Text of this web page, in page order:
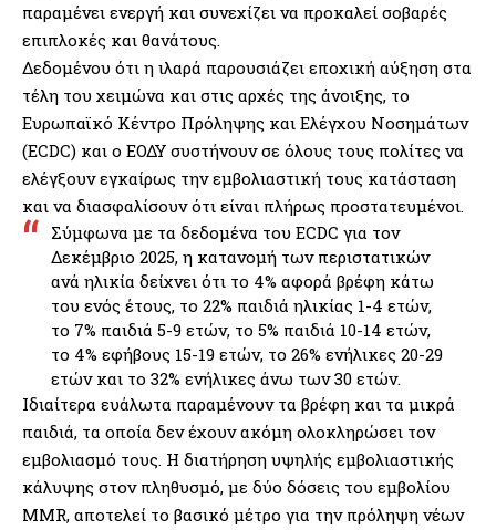
παραμένει ενεργή και συνεχίζει να προκαλεί σοβαρές
επιπλοκές και θανάτους.
Δεδομένου ότι η ιλαρά παρουσιάζει εποχική αύξηση στα
τέλη του χειμώνα και στις αρχές της άνοιξης, το
Ευρωπαϊκό Κέντρο Πρόληψης και Ελέγχου Νοσημάτων
(ECDC) και ο ΕΟΔΥ συστήνουν σε όλους τους πολίτες να
ελέγξουν εγκαίρως την εμβολιαστική τους κατάσταση
και να διασφαλίσουν ότι είναι πλήρως προστατευμένοι.
Σύμφωνα με τα δεδομένα του ECDC για τον
Δεκέμβριο 2025, η κατανομή των περιστατικών
ανά ηλικία δείχνει ότι το 4% αφορά βρέφη κάτω
του ενός έτους, το 22% παιδιά ηλικίας 1-4 ετών,
το 7% παιδιά 5-9 ετών, το 5% παιδιά 10-14 ετών,
το 4% εφήβους 15-19 ετών, το 26% ενήλικες 20-29
ετών και το 32% ενήλικες άνω των 30 ετών.
Ιδιαίτερα ευάλωτα παραμένουν τα βρέφη και τα μικρά
παιδιά, τα οποία δεν έχουν ακόμη ολοκληρώσει τον
εμβολιασμό τους. Η διατήρηση υψηλής εμβολιαστικής
κάλυψης στον πληθυσμό, με δύο δόσεις του εμβολίου
MMR, αποτελεί το βασικό μέτρο για την πρόληψη νέων